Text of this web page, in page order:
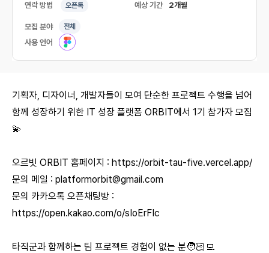
연락 방법 오픈톡 예상 기간 2개월
모집 분야 전체
사용 언어
기획자, 디자이너, 개발자들이 모여 단순한 프로젝트 수행을 넘어
함께 성장하기 위한 IT 성장 플랫폼 ORBIT에서 1기 참가자 모집
💫
오르빗 ORBIT 홈페이지 : https://orbit-tau-five.vercel.app/
문의 메일 : platformorbit@gmail.com
문의 카카오톡 오픈채팅방 :
https://open.kakao.com/o/sIoErFIc
타직군과 함께하는 팀 프로젝트 경험이 없는 분🧑🏻‍💻